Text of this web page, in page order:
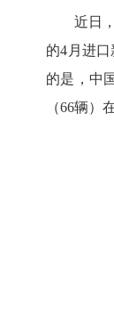
近日
的4月进
的是，中
（66辆）